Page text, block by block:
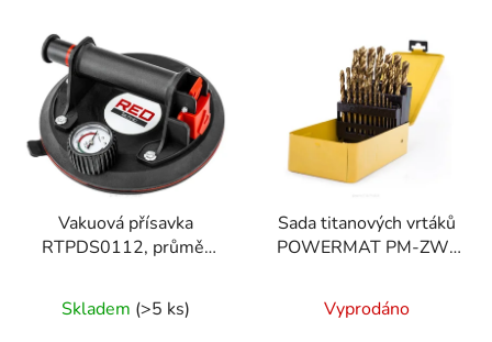
Vakuová přísavka
RTPDS0112, průměr
Skladem (>5 ks)
Sada titanových vrtáků
POWERMAT PM-ZW-
Vyprodáno